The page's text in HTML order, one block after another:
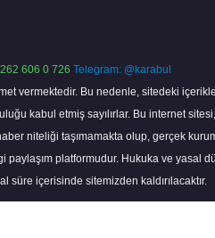
606 0 726 Telegram: @karabul
vermektedir. Bu nedenle, sitedeki
kabul etmiş sayılırlar. Bu internet
niteliği taşımamakta olup, gerçek
platformudur. Hukuka ve yasal
içerisinde sitemizden kaldırılacaktır.